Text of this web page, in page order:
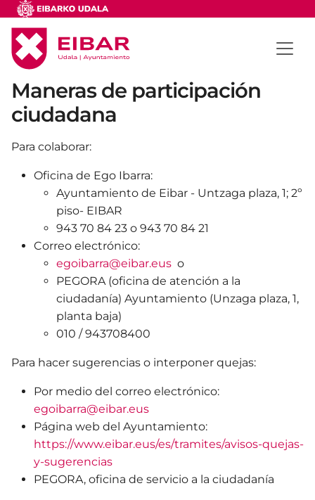
Maneras de participación
ciudadana
Para colaborar:
Oficina de Ego Ibarra:
Ayuntamiento de Eibar - Untzaga plaza, 1; 2º
piso- EIBAR
943 70 84 23 o 943 70 84 21
Correo electrónico:
egoibarra@eibar.eus o
PEGORA (oficina de atención a la
ciudadanía) Ayuntamiento (Unzaga plaza, 1,
planta baja)
010 / 943708400
Para hacer sugerencias o interponer quejas:
Por medio del correo electrónico:
egoibarra@eibar.eus
Página web del Ayuntamiento:
https://www.eibar.eus/es/tramites/avisos-quejas-
y-sugerencias
PEGORA, oficina de servicio a la ciudadanía